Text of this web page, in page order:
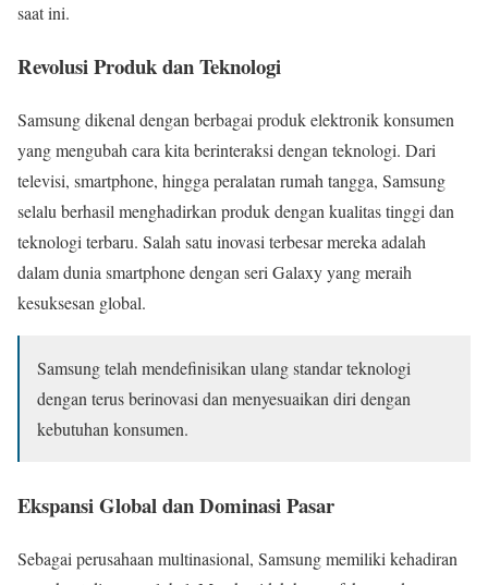
saat ini.
Revolusi Produk dan Teknologi
Samsung dikenal dengan berbagai produk elektronik konsumen
yang mengubah cara kita berinteraksi dengan teknologi. Dari
televisi, smartphone, hingga peralatan rumah tangga, Samsung
selalu berhasil menghadirkan produk dengan kualitas tinggi dan
teknologi terbaru. Salah satu inovasi terbesar mereka adalah
dalam dunia smartphone dengan seri Galaxy yang meraih
kesuksesan global.
Samsung telah mendefinisikan ulang standar teknologi
dengan terus berinovasi dan menyesuaikan diri dengan
kebutuhan konsumen.
Ekspansi Global dan Dominasi Pasar
Sebagai perusahaan multinasional, Samsung memiliki kehadiran